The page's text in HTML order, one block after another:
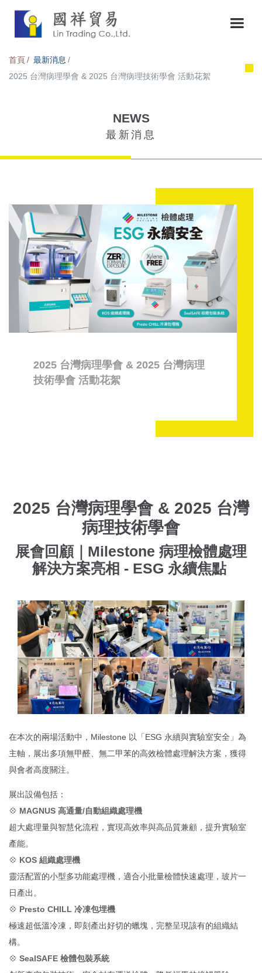
首頁
最新消息
2025 台灣病理學會 & 2025 台灣病理技術學會 活動花絮
NEWS
最新消息
2025 台灣病理學會 & 2025 台灣病理
技術學會 活動花絮
2025 台灣病理學會 & 2025 台灣
病理技術學會
展會回顧｜Milestone 病理檢體處理
解決方案亮相 - ESG 永續焦點
在本次的兩場活動中，Milestone 以「ESG 永續與實驗室安全」為
主軸，展出多項無甲醛、無二甲苯的高效檢體處理解決方案，獲得
與會者高度關注。
展出設備包括：
💠 MAGNUS 高通量/自動組織處理機
超大處理量與智慧化流程，實現高效率與高品質兼顧，提升實驗室
產能。
💠 KOS 組織處理機
靈活配置的小型多功能處理機，適合小批量檢體快速處理，玻片一
日產出。
💠 Presto CHILL 冷凍包埋機
極速超低溫冷凍，即刻產出好切的蠟塊，完整呈現該有的組織結
構。
💠 SealSAFE 檢體包裝系統